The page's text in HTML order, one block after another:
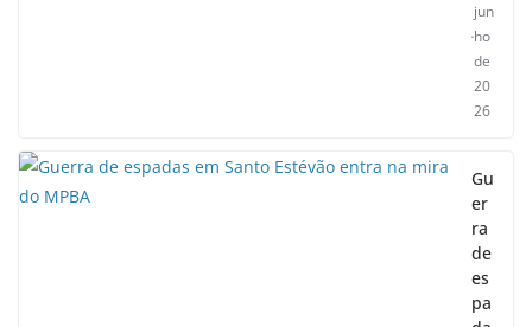
jun
ho
de
20
26
Gu
er
ra
de
es
pa